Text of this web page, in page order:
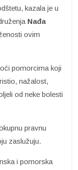
kazala je u
Nađa
ovim
pomorcima koji
nažalost,
od neke bolesti
pravnu
zaslužuju.
i pomorska